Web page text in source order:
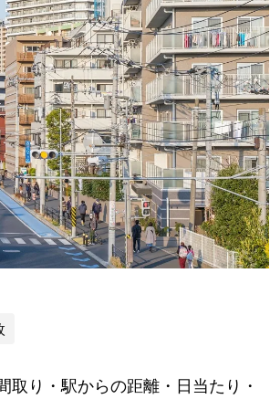
り・駅からの距離・日当たり・